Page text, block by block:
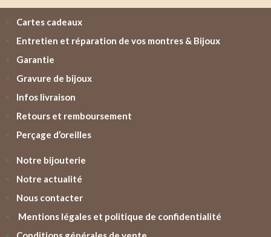
Cartes cadeaux
Entretien et réparation de vos montres & Bijoux
Garantie
Gravure de bijoux
Infos livraison
Retours et remboursement
Perçage d’oreilles
Notre bijouterie
Notre actualité
Nous contacter
Mentions légales et politique de confidentialité